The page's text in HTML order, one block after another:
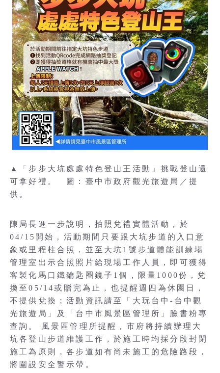
▲「步步大坑處處特色登山王活動」挑戰登山還
可拿好禮。 圖：臺中市政府觀光旅遊局／提
供。
陳局長進一步說明，拍照兌禮實體活動，於
04/15開始，活動期間只要跟大坑步道的入口意
象或里程柱合照，並至大坑1號步道體能訓練場
管理室出示合照照片給現場工作人員，即可獲得
客製化馬口鐵鑰匙圈鏡子1個，限量1000份，兌
換至05/14或贈完為止，也提醒週四為休園日，
不提供兌換；活動資訊請至「大玩台中-台中觀
光旅遊局」及「台中市風景區管理所」臉書粉專
查詢。 風景區管理所提醒，市府將持續辦理大
坑各登山步道維護工作，於施工時均採分段封閉
施工為原則，各步道如有尚未施工的危險路段，
將圍設安全警示帶。